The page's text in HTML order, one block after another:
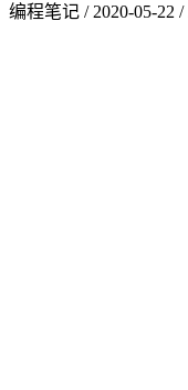
编程笔记 / 2020-05-22 /